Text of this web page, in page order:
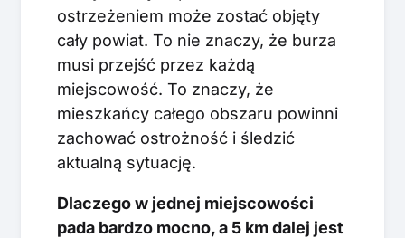
ostrzeżeniem może zostać objęty
cały powiat. To nie znaczy, że burza
musi przejść przez każdą
miejscowość. To znaczy, że
mieszkańcy całego obszaru powinni
zachować ostrożność i śledzić
aktualną sytuację.
Dlaczego w jednej miejscowości
pada bardzo mocno, a 5 km dalej jest